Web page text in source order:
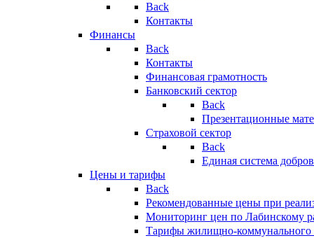
Back
Контакты
Финансы
Back
Контакты
Финансовая грамотность
Банковский сектор
Back
Презентационные
Страховой сектор
Back
Единая система
Цены и тарифы
Back
Рекомендованные цены при
Мониторинг цен по Лабинскому
Тарифы жилищно-коммунального